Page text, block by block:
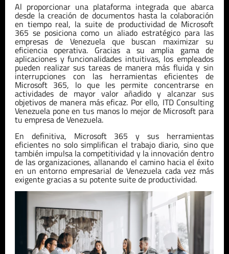
Al proporcionar una plataforma integrada que abarca
desde la creación de documentos hasta la colaboración
en tiempo real, la suite de productividad de Microsoft
365 se posiciona como un aliado estratégico para las
empresas de Venezuela que buscan maximizar su
eficiencia operativa. Gracias a su amplia gama de
aplicaciones y funcionalidades intuitivas, los empleados
pueden realizar sus tareas de manera más fluida y sin
interrupciones con las herramientas eficientes de
Microsoft 365, lo que les permite concentrarse en
actividades de mayor valor añadido y alcanzar sus
objetivos de manera más eficaz. Por ello, ITD Consulting
Venezuela pone en tus manos lo mejor de Microsoft para
tu empresa de Venezuela.
En definitiva, Microsoft 365 y sus herramientas
eficientes no solo simplifican el trabajo diario, sino que
también impulsa la competitividad y la innovación dentro
de las organizaciones, allanando el camino hacia el éxito
en un entorno empresarial de Venezuela cada vez más
exigente gracias a su potente suite de productividad.